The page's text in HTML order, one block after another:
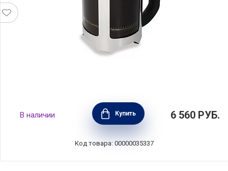
Кофейник френч-пресс La Cafetiere 850 мл,
нержавеющая сталь+стекло, Kitchen Craft,
Великобритания, LCROMA6CPSIL
В наличии Купить 6 560 РУБ.
Код товара: 00000035337